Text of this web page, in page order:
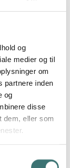
og
medier og til
om
partnere inden
og
disse
dem, eller som